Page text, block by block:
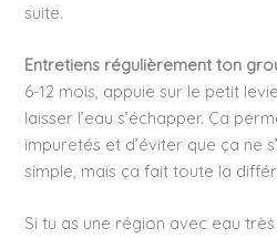
suite.
Entretiens régulièrement ton
6-12 mois, appuie sur le petit
laisser l’eau s’échapper. Ça
impuretés et d’éviter que ça ne
simple, mais ça fait toute la
Si tu as une région avec eau